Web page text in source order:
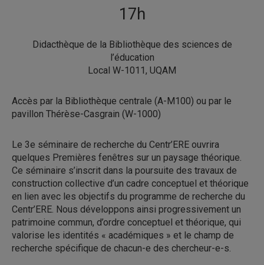
17h
Didacthèque de la Bibliothèque des sciences de
l’éducation
Local W-1011, UQAM
Accès par la Bibliothèque centrale (A-M100) ou par le
pavillon Thérèse-Casgrain (W-1000)
Le 3e séminaire de recherche du Centr’ERE ouvrira
quelques Premières fenêtres sur un paysage théorique.
Ce séminaire s’inscrit dans la poursuite des travaux de
construction collective d’un cadre conceptuel et théorique
en lien avec les objectifs du programme de recherche du
Centr’ERE. Nous développons ainsi progressivement un
patrimoine commun, d’ordre conceptuel et théorique, qui
valorise les identités « académiques » et le champ de
recherche spécifique de chacun-e des chercheur-e-s.